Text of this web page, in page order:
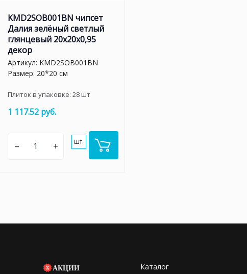
KMD2SOB001BN чипсет
Далия зелёный светлый
глянцевый 20x20x0,95
декор
Артикул: KMD2SOB001BN
Размер: 20*20 см
Плиток в упаковке: 28шт
1 117.52 руб.
– + шт.
АКЦИИ Каталог